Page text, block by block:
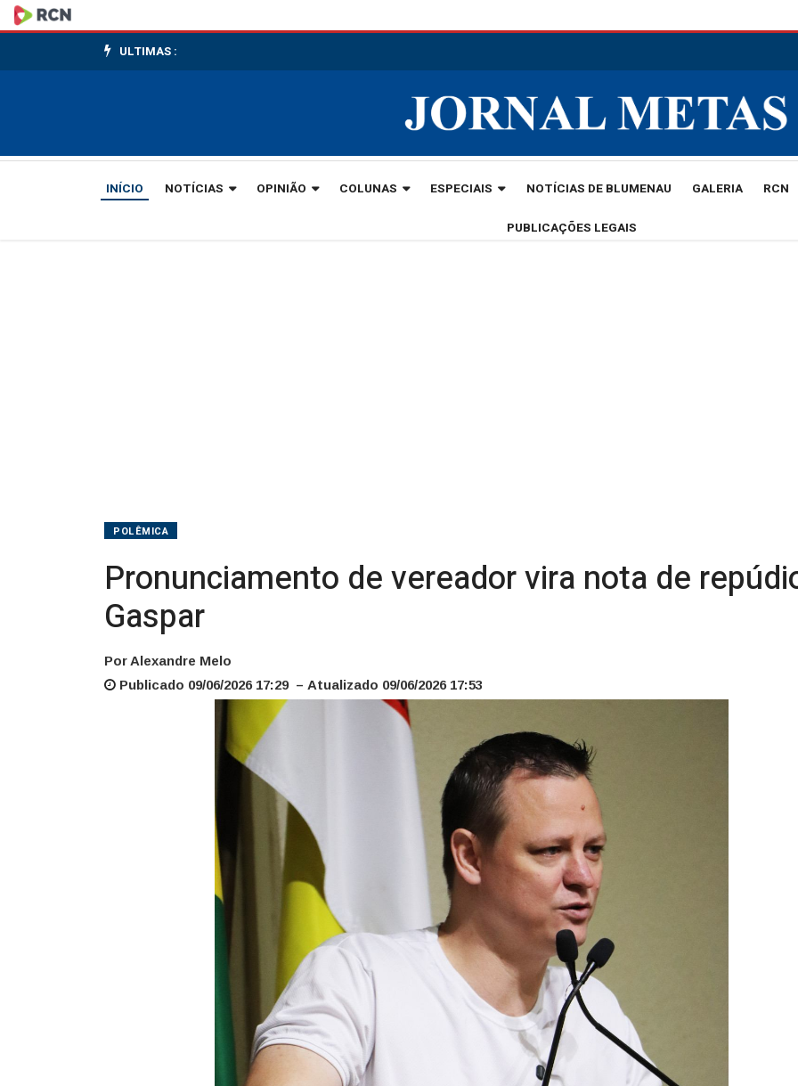
Pronunciamento
de
nota
ULTIMAS :
INÍCIO NOTÍCIAS OPINIÃO COLUNAS ESPECIAIS NOTÍCIAS DE BLUMENAU GALERIA RCN
PUBLICAÇÕES LEGAIS
POLÊMICA
Pronunciamento de vereador vira nota de
Gaspar
Por Alexandre Melo
Publicado 09/06/2026 17:29 – Atualizado 09/06/2026 17:53